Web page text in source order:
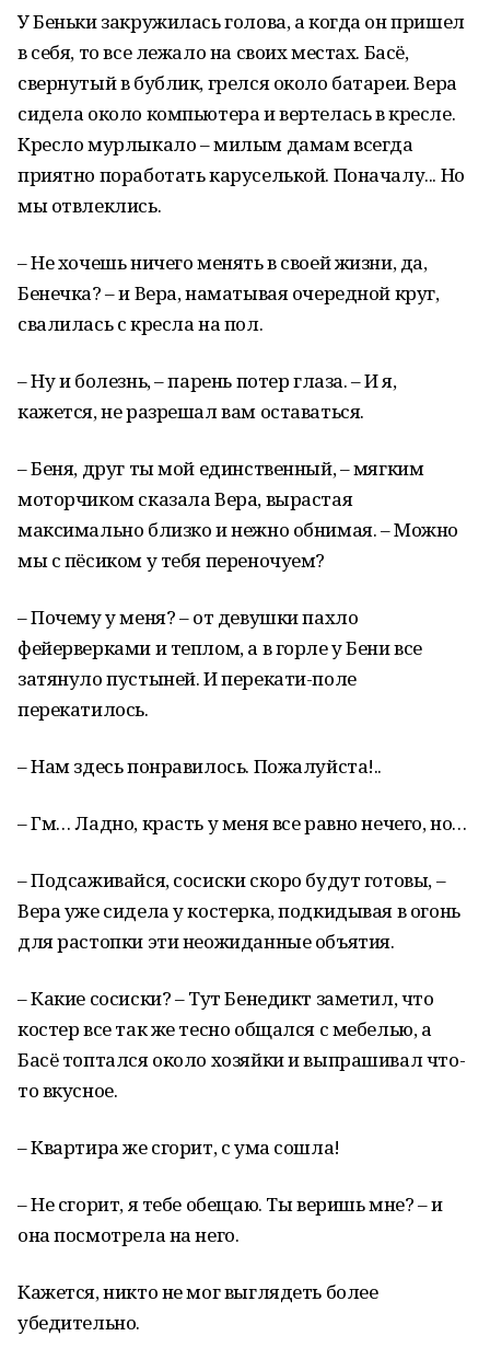
У Беньки закружилась голова, а когда он пришел
в себя, то все лежало на своих местах. Басё,
свернутый в бублик, грелся около батареи. Вера
сидела около компьютера и вертелась в кресле.
Кресло мурлыкало – милым дамам всегда
приятно поработать каруселькой. Поначалу... Но
мы отвлеклись.
– Не хочешь ничего менять в своей жизни, да,
Бенечка? – и Вера, наматывая очередной круг,
свалилась с кресла на пол.
– Ну и болезнь, – парень потер глаза. – И я,
кажется, не разрешал вам оставаться.
– Беня, друг ты мой единственный, – мягким
моторчиком сказала Вера, вырастая
максимально близко и нежно обнимая. – Можно
мы с пёсиком у тебя переночуем?
– Почему у меня? – от девушки пахло
фейерверками и теплом, а в горле у Бени все
затянуло пустыней. И перекати-поле
перекатилось.
– Нам здесь понравилось. Пожалуйста!..
– Гм… Ладно, красть у меня все равно нечего, но…
– Подсаживайся, сосиски скоро будут готовы, –
Вера уже сидела у костерка, подкидывая в огонь
для растопки эти неожиданные объятия.
– Какие сосиски? – Тут Бенедикт заметил, что
костер все так же тесно общался с мебелью, а
Басё топтался около хозяйки и выпрашивал что-
то вкусное.
– Квартира же сгорит, с ума сошла!
– Не сгорит, я тебе обещаю. Ты веришь мне? – и
она посмотрела на него.
Кажется, никто не мог выглядеть более
убедительно.